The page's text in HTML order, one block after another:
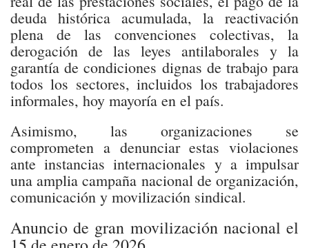
deuda histórica acumulada, la reactivación
plena de las convenciones colectivas, la
derogación de las leyes antilaborales y la
garantía de condiciones dignas de trabajo para
todos los sectores, incluidos los trabajadores
informales, hoy mayoría en el país.
Asimismo, las organizaciones se
comprometen a denunciar estas violaciones
ante instancias internacionales y a impulsar
una amplia campaña nacional de organización,
comunicación y movilización sindical.
Anuncio de gran movilización nacional el